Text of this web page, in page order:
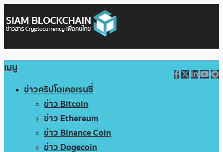
เมนู
ข่าวคริปโตเคอเรนซี่
ข่าว Bitcoin
ข่าว Ethereum
ข่าว Binance Coin
ข่าว Dogecoin